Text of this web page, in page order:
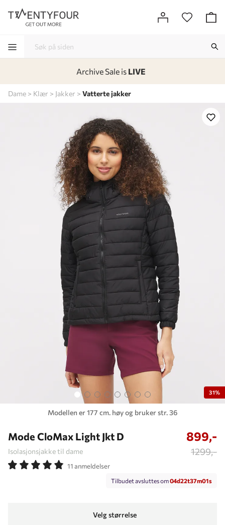
Dame Klær Jakker Vatterte jakker
31%
Modellen er 177 cm. høy og bruker str. 36
Mode CloMax Light Jkt D
Isolasjonsjakke til dame
899,-
1299,-
11 anmeldelser
Tilbudet avsluttes om04d22t37m01s
Velg størrelse
Archive Sale is LIVE
-
-
-
-